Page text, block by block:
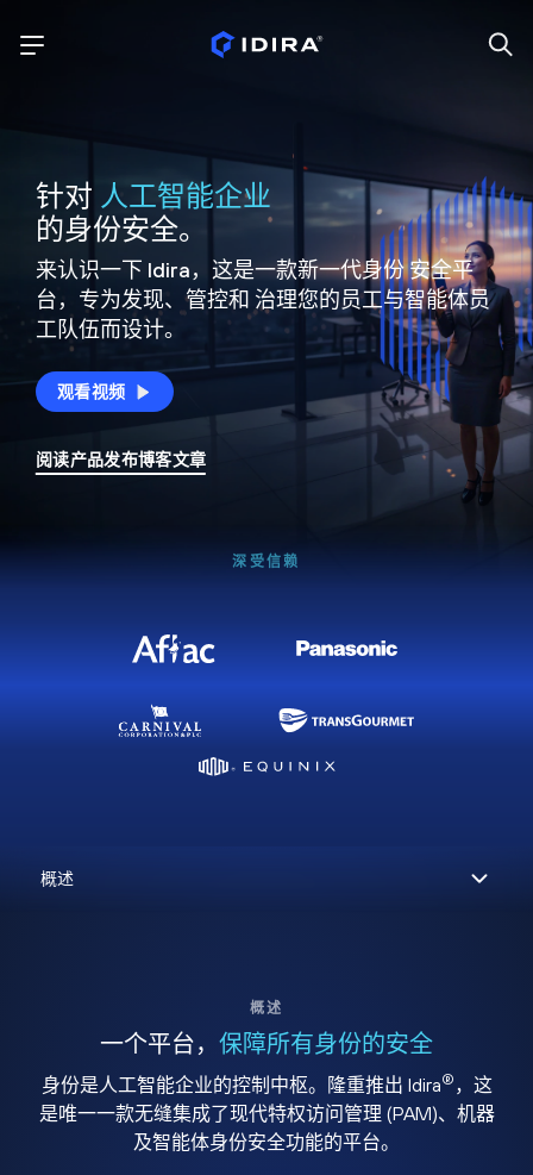
针对 人工智能企业
的身份安全。
来认识一下 Idira，这是一款新一代身份安全平
台，专为发现、管控和 治理您的员工与智能体员
工队伍而设计。
观看视频
阅读产品发布博客文章
深受信赖
概述
一个平台， 保障所有身份的安全
身份是人工智能企业的控制中枢。隆重推出 Idira® ，这
是唯一一款无缝集成了现代特权访问管理 (PAM)、机器
及智能体身份安全功能的平台。